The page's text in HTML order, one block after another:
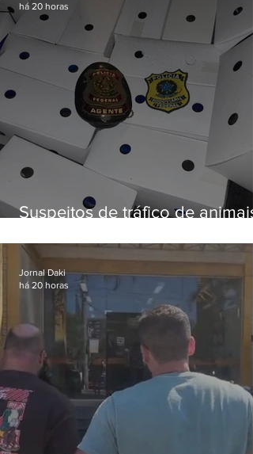
Suspeitos de tráfico de animais
aves
há 20 horas
Jornal Daki
há 20 horas